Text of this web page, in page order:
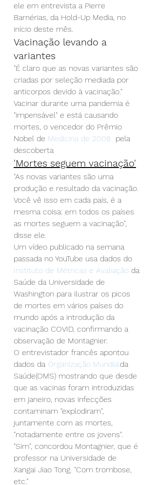
ele em entrevista a Pierre
Barnérias, da Hold-Up Media, no
início deste mês.
Vacinação levando a
variantes
"É claro que as novas variantes são
criadas por seleção mediada por
anticorpos devido à vacinação."
Vacinar durante uma pandemia é
"impensável" e está causando
mortes, o vencedor do Prêmio
Nobel de Medicina de 2008
  pela
descoberta
'Mortes seguem vacinação'
"As novas variantes são uma
produção e resultado da vacinação.
Você vê isso em cada país, é a
mesma coisa: em todos os países
as mortes seguem a vacinação",
disse ele.
Um vídeo publicado na semana
passada no YouTube usa dados do
Instituto de Métricas e Avaliação da
Saúde da Universidade de
Washington para ilustrar os picos
de mortes em vários países do
mundo após a introdução da
vacinação COVID, confirmando a
observação de Montagnier.
O entrevistador francês apontou
dados da Organização Mundialda
Saúde(OMS) mostrando que desde
que as vacinas foram introduzidas
em janeiro, novas infecções
contaminam "explodiram",
juntamente com as mortes,
"notadamente entre os jovens".
"Sim", concordou Montagnier, que é
professor na Universidade de
Xangai Jiao Tong. "Com trombose,
etc."